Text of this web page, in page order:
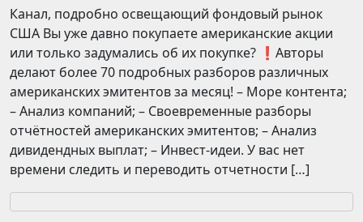
​​Канал, подробно освещающий фондовый рынок
США Вы уже давно покупаете американские акции
или только задумались об их покупке? ❗️Авторы
делают более 70 подробных разборов различных
американских эмитентов за месяц! – Море контента;
– Анализ компаний; – Своевременные разборы
отчётностей американских эмитентов; – Анализ
дивидендных выплат; – Инвест-идеи. У вас нет
времени следить и переводить отчетности […]